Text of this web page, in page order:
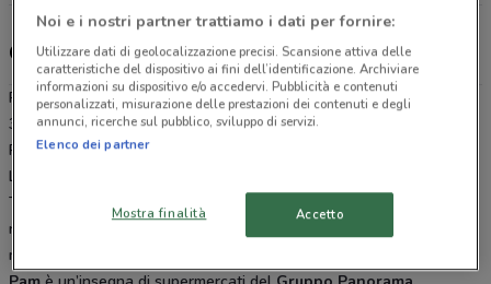
Gli sconti del nuovo volantino Pam e i negozi
Pam è presente in vari punti della città: lo trovi in Via Dora Riparia
36A Pomezia Loc. Torvaianica, Via Ugo Foscolo Aprilia, Piazza
Risorgimento 9 Albano Laziale, Piazza Risorgimento 9 Albano
Laziale, Via G. Usellini 287 Roma, Via A. Di Decima Roma, Via
Toscanini 30 Aprilia, VIA G. FRANCESCO BIONDI 15 Roma. Tutti i
negozi sono aperti tutti i giorni dal Lunedì alla Sabato e offrono i
migliori prodotti per la tua spesa.
Noi e i nostri partner trattiamo i dati per fornire:
Utilizzare dati di geolocalizzazione precisi. Scansione attiva delle
caratteristiche del dispositivo ai fini dell’identificazione. Archiviare
informazioni su dispositivo e/o accedervi. Pubblicità e contenuti
personalizzati, misurazione delle prestazioni dei contenuti e degli
annunci, ricerche sul pubblico, sviluppo di servizi.
Elenco dei partner
Mostra finalità Accetto